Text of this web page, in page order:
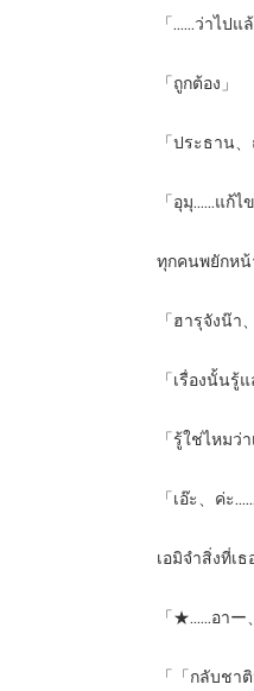
「……ว่าไป
「ถูกต้อง」
「ประธาน
「อุมุ……แก้ไ
ทุกคนพยักหน้
「ฮารุจังน๊า
「เรื่องนั้นรู้แ
「รู้ใช่ไหมว่
「เอ๊ะ、ค่ะ
เอมิจำสิ่งที่เ
「★……อาー
「「กลับชา